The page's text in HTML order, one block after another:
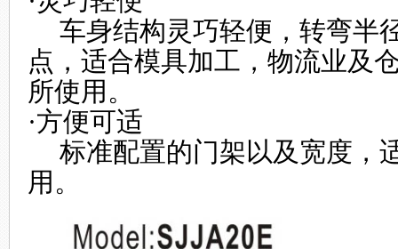
车身结构灵巧轻便，转弯半
点，适合模具加工，物流业及
所使用。
·方便可适
标准配置的门架以及宽度，
用。